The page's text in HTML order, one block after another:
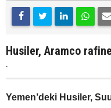
Husiler, Aramco
.
Yemen’deki Husiler,